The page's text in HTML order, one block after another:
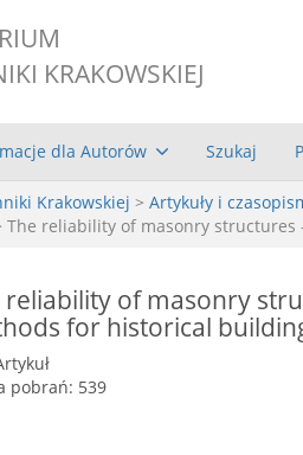
KRAKOWSKIEJ
dla Autorów Szukaj
Krakowskiej > Artykuły i
The reliability of masonry
reliability of masonry
for historical
pobrań: 539